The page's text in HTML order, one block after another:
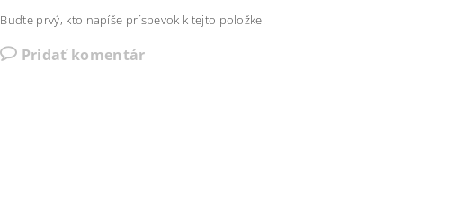
Buďte prvý, kto napíše príspevok k tejto položke.
Pridať komentár